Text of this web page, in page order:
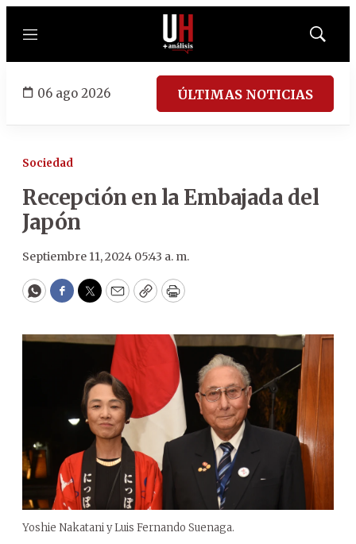
Menú
Mostrar
06 ago 2026 ÚLTIMAS NOTICIAS
Sociedad
Recepción en la Embajada del
Japón
Septiembre 11, 2024 05:43 a. m.
WhatsApp
Facebook
Twitter
EmailCopyPrint
Yoshie Nakatani y Luis Fernando Suenaga.